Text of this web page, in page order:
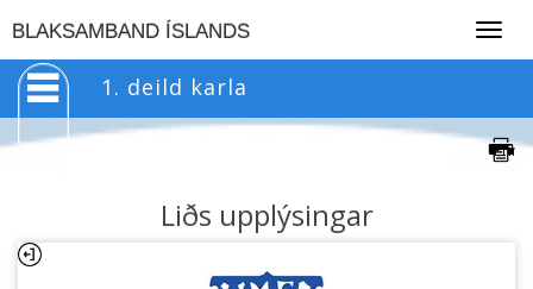
BLAKSAMBAND ÍSLANDS
1. deild karla
Liðs upplýsingar